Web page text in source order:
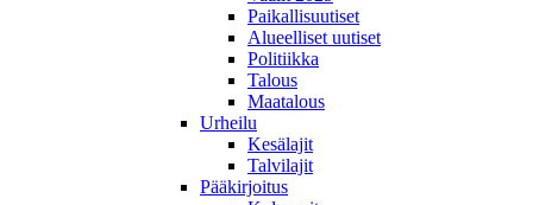
Paikallisuutiset
Alueelliset uutiset
Politiikka
Talous
Maatalous
Urheilu
Kesälajit
Talvilajit
Pääkirjoitus